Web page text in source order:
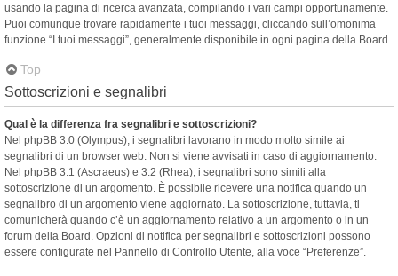
usando la pagina di ricerca avanzata, compilando i vari campi opportunamente.
Puoi comunque trovare rapidamente i tuoi messaggi, cliccando sull’omonima
funzione “I tuoi messaggi”, generalmente disponibile in ogni pagina della Board.
Top
Sottoscrizioni e segnalibri
Qual è la differenza fra segnalibri e sottoscrizioni?
Nel phpBB 3.0 (Olympus), i segnalibri lavorano in modo molto simile ai
segnalibri di un browser web. Non si viene avvisati in caso di aggiornamento.
Nel phpBB 3.1 (Ascraeus) e 3.2 (Rhea), i segnalibri sono simili alla
sottoscrizione di un argomento. È possibile ricevere una notifica quando un
segnalibro di un argomento viene aggiornato. La sottoscrizione, tuttavia, ti
comunicherà quando c’è un aggiornamento relativo a un argomento o in un
forum della Board. Opzioni di notifica per segnalibri e sottoscrizioni possono
essere configurate nel Pannello di Controllo Utente, alla voce “Preferenze”.